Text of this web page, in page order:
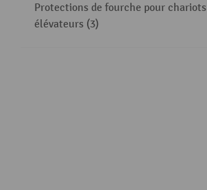
Protections de fourche pour chariots
élévateurs (3)